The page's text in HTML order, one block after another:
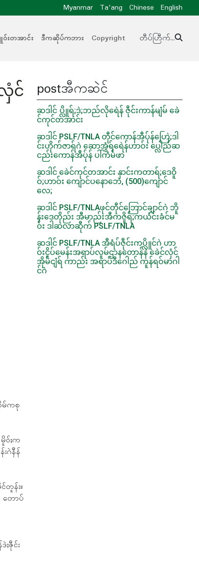
Myanmar Ta'ang Chinese English
းတအာင်း ဒီကဆိုပ်ကဘား Copyright တီပ်ဟြီက်...
င်
မ်ကစု
ဝ်ႈက
ဂဲနီန်
တူန်း။
တောပ်
ဇီုင်း
postအီကဆဲင်
ဆဒါင် ပ္လိူရ်;ဒဲ;ဘည်လိုရေဲန် ဇီုင်းကာန်မျံမ် ခေဲ
င်ကုင်တအာင်း
ဆဒါင် PSLF/TNLA တီုင်ကောန်အီပ်ုန်ဟြေဲ;ဒါ
င်းဟိုက်ဇာရ်ဂဲ ဆောအွံရ်ရေဲန်ဟာဝ်း ပ္လေါည်ဆ
ငည်းကောန်အီပ်ုန် ပါ်ကံမ်ဖာ
ဆဒါင် ခေဲင်ကုင်တအာင်း နှာင်းကတာရ်;ဒေဝိူ
ဝ်;ဟာဝ်း ကျောင်ပနောဘေဲ, (500)ကျောင်
လေ;
ဆဒါင် PSLF/TNLAဖုင်တီုင်ဘြောင်ချှာင်ဂဲ ဘိူ
န်းဒေတိုည်း အီမာည်းအီကဇိူရ်;ကယံင်းခံင်မ
ဝ်း ဒါဆလာဆီုက် PSLF/TNLA
ဆဒါင် PSLF/TNLA အီရံပ်ဇီုင်းကပ္လိူင်ဂဲ ဟာ
ဝ်းငိူပ်မေန်းအရာပ်လူမ်ဌာနတောန်နဲ ခေဲင်လှံင်
အိုမ်ငျံရ် ကာည်း အရာပ်ဒီဂေါည် ကူန်ရဝ်မာဂါ
င်ဂဲ